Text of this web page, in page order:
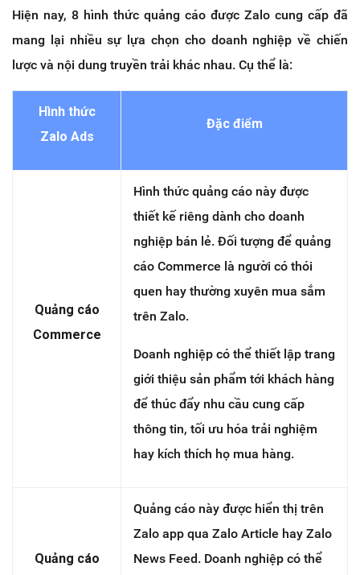
Hiện nay, 8 hình thức quảng cáo được Zalo cung cấp đã
mang lại nhiều sự lựa chọn cho doanh nghiệp về chiến
lược và nội dung truyền trải khác nhau. Cụ thể là:
Hình thức
Zalo Ads
Đặc điểm
Quảng cáo
Commerce
Hình thức quảng cáo này được
thiết kế riêng dành cho doanh
nghiệp bán lẻ. Đối tượng để quảng
cáo Commerce là người có thói
quen hay thường xuyên mua sắm
trên Zalo.
Doanh nghiệp có thể thiết lập trang
giới thiệu sản phẩm tới khách hàng
để thúc đẩy nhu cầu cung cấp
thông tin, tối ưu hóa trải nghiệm
hay kích thích họ mua hàng.
Quảng cáo
Quảng cáo này được hiển thị trên
Zalo app qua Zalo Article hay Zalo
News Feed. Doanh nghiệp có thể